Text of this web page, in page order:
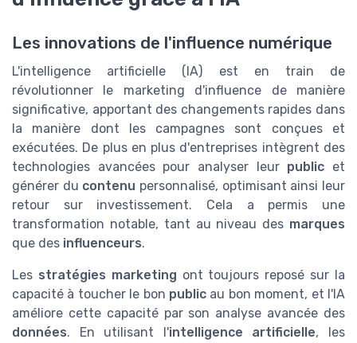
Les innovations de l'influence numérique
L'intelligence artificielle (IA) est en train de
révolutionner le marketing d'influence de manière
significative, apportant des changements rapides dans
la manière dont les campagnes sont conçues et
exécutées. De plus en plus d'entreprises intègrent des
technologies avancées pour analyser leur public et
générer du contenu personnalisé, optimisant ainsi leur
retour sur investissement. Cela a permis une
transformation notable, tant au niveau des marques
que des influenceurs.
Les stratégies marketing ont toujours reposé sur la
capacité à toucher le bon public au bon moment, et l'IA
améliore cette capacité par son analyse avancée des
données. En utilisant l'intelligence artificielle, les